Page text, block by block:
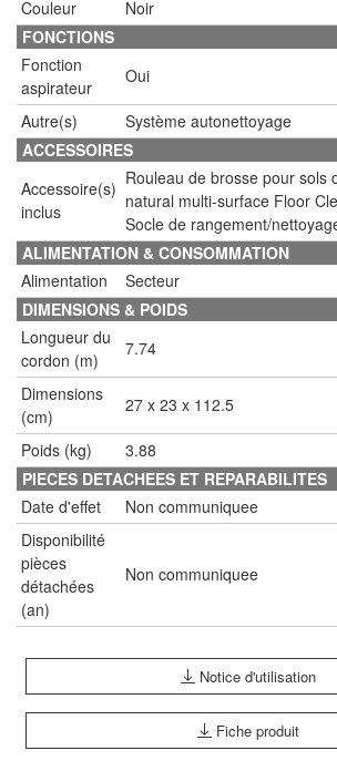
Couleur
Noir
FONCTIONS
Fonction
aspirateur
Oui
Autre(s)
Système autonettoyage
ACCESSOIRES
Accessoire(s)
inclus
Rouleau de brosse pour sols
natural multi-surface Floor
Socle de rangement/
ALIMENTATION & CONSOMMATION
Alimentation
Secteur
DIMENSIONS & POIDS
Longueur du
cordon (m)
7.74
Dimensions
(cm)
27 x 23 x 112.5
Poids (kg)
3.88
PIECES DETACHEES ET REPARABILITES
Date d'effet
Non communiquee
Disponibilité
pièces
détachées
(an)
Non communiquee
Notice d'utilisation
Fiche produit